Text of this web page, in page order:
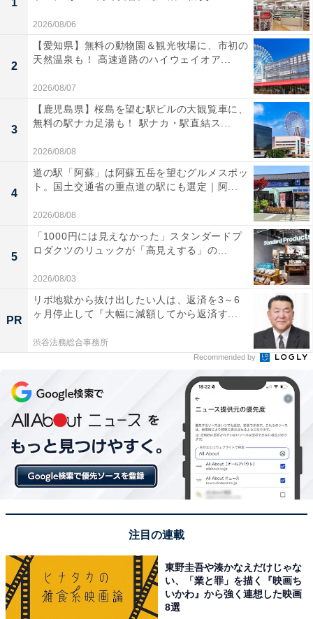
2026/08/06
2
【愛知県】無料の動物園＆観光牧場に、市初の
天然温泉も！ 高速道路のハイウェイオア...
2026/08/07
3
【鹿児島県】桜島を望む駅ビルの大観覧車に、
無料の駅ナカ足湯も！ 駅ナカ・駅直結ス...
2026/08/08
4
道の駅「阿蘇」は阿蘇五岳を望むグルメスポッ
ト。国土交通省の重点道の駅にも選定｜阿...
2026/08/08
5
「1000円には見えなかった」スタンダードプ
ロダクツのリュックが「高見えする」の...
2026/08/03
PR
リボ地獄から抜け出したい人は、返済を3～6
ヶ月停止して『大幅に減額してから返済す...
渋谷法務総合事務所
Recommended by
注目の連載
東野圭吾や湊かなえだけじゃな
い、「業と罪」を描く『映画ち
いかわ』から強く連想した映画
8選